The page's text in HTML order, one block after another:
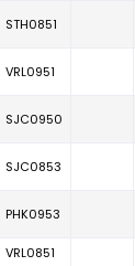
STH0851
VRL0951
SJC0950
SJC0853
PHK0953
VRL0851